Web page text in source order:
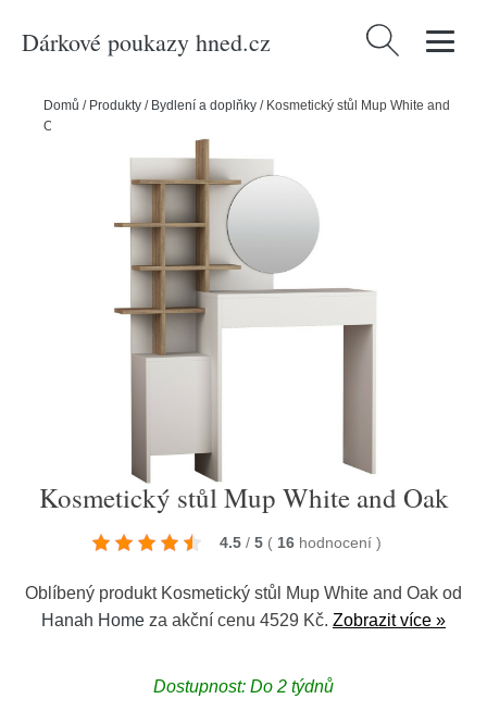
Dárkové poukazy hned.cz Vyhledávání
Domů / Produkty / Bydlení a doplňky / Kosmetický stůl Mup White and
Oak
Kosmetický stůl Mup White and Oak
4.5 / 5 ( 16 hodnocení )
Oblíbený produkt Kosmetický stůl Mup White and Oak od
Hanah Home za akční cenu 4529 Kč. Zobrazit více »
Dostupnost: Do 2 týdnů